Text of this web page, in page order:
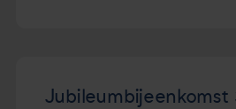
Jubileumbijeenkomst